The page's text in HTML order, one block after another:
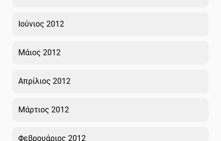
Ιούνιος 2012
Μάιος 2012
Απρίλιος 2012
Μάρτιος 2012
Φεβρουάριος 2012